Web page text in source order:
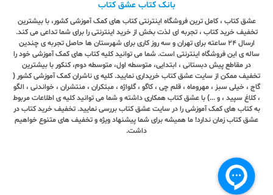
بانک کتاب عشق کتاب
عشق کتاب ، کامل ترین فروشگاه اینترنتی کتاب های کمک آموزشی کشور، با بیشترین
تخفیف خرید کتاب ، تجربه ای لذت بخش از خرید اینترنتی را برای شما تداعی می کند.
ارسال ٢٤ ساعته برای تهران و سه روز کاری برای شهرستان ها حاصل تجربه ی چندین
ساله ی این فروشگاه اینترنتی است. شما می توانید کلیه کتاب های کمک آموزشی خود را
در مقاطع پیش دبستانی ، ابتدایی، متوسطه اول، متوسطه دوم، کنکور با بیشترین
تخفیف ممکن از سایت عشق کتاب خریداری نمایید. کلیه ی ناشران کمک آموزشی کشور (
گاج ، خیلی سبز ، مهروماه ، قلم چی ، کاگو ، گلواژه ، مبتکران ، منتشران ، خواندنی ، الگو
، کلاغ سپید ، و ...) با عشق کتاب همکاری داشته و شما می توانید کلیه ی اطلاعات مربوط
به کتاب های کمک آموزشی را در سایت عشق کتاب بررسی نمایید. تخفیف خرید کتاب در
عشق کتاب زمان ندارد! ما همیشه برای شما پیشنهاد ویژه و تخفیف های متنوع خواهیم
داشت.